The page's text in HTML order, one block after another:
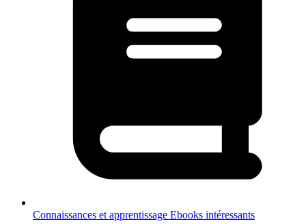
Connaissances et apprentissage Ebooks intéressants